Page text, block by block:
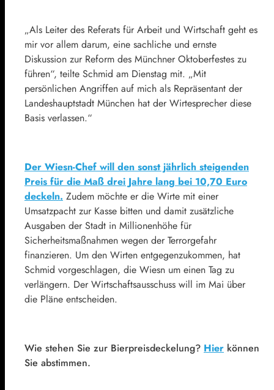
„Als Leiter des Referats für Arbeit und Wirtschaft geht es
mir vor allem darum, eine sachliche und ernste
Diskussion zur Reform des Münchner Oktoberfestes zu
führen“, teilte Schmid am Dienstag mit. „Mit
persönlichen Angriffen auf mich als Repräsentant der
Landeshauptstadt München hat der Wirtesprecher diese
Basis verlassen.“
Der Wiesn-Chef will den sonst jährlich steigenden
Preis für die Maß drei Jahre lang bei 10,70 Euro
deckeln. Zudem möchte er die Wirte mit einer
Umsatzpacht zur Kasse bitten und damit zusätzliche
Ausgaben der Stadt in Millionenhöhe für
Sicherheitsmaßnahmen wegen der Terrorgefahr
finanzieren. Um den Wirten entgegenzukommen, hat
Schmid vorgeschlagen, die Wiesn um einen Tag zu
verlängern. Der Wirtschaftsausschuss will im Mai über
die Pläne entscheiden.
Wie stehen Sie zur Bierpreisdeckelung? Hier können
Sie abstimmen.